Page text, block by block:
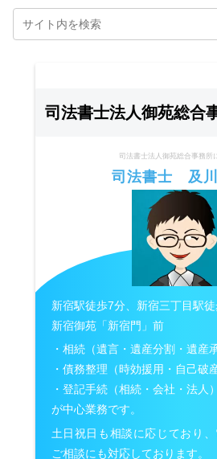
司法書士法人御苑総合
司法書士法人御苑総合事務所
司法書士 及川
新宿駅徒歩7分、新宿三丁目駅
新宿御苑「新宿門」前
・相続（遺言・遺産分割・遺産
・債務整理（時効援用・自己破産
・登記手続（相続・会社・法人）
が中心業務です。
土日祝日も相談に応じており
ご相談にも対応しております。